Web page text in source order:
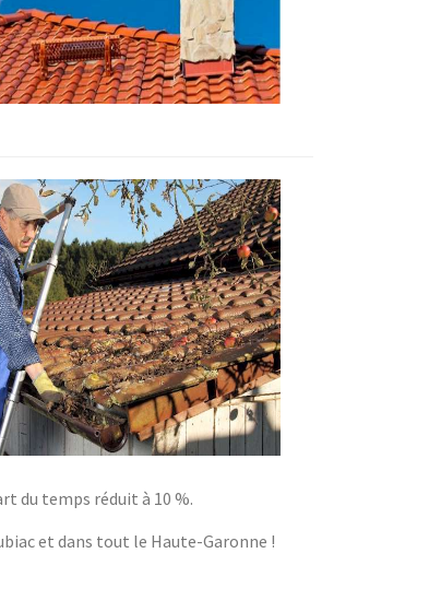
du temps réduit à 10 %.
et dans tout le Haute-Garonne !